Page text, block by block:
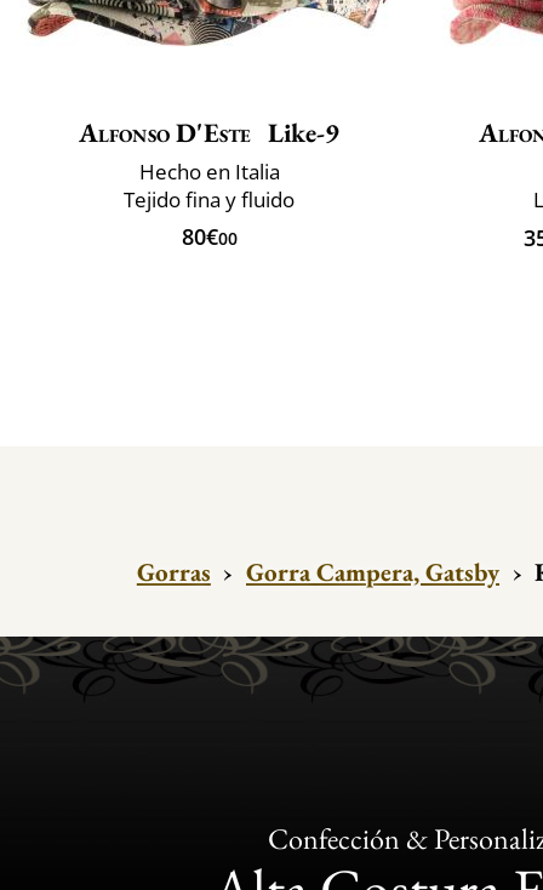
Alfonso D'Este Like-9
Hecho en Italia
Tejido fina y fluido
80€00
Gorras › Gorra Campera, Gatsby ›
Confección &